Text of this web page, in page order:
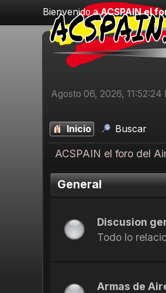
Bienvenido aACSPAIN el
Agosto 06, 2026, 11:52:24
Inicio Buscar
ACSPAIN el foro del
General
Discusion
Todo lo
Armas de